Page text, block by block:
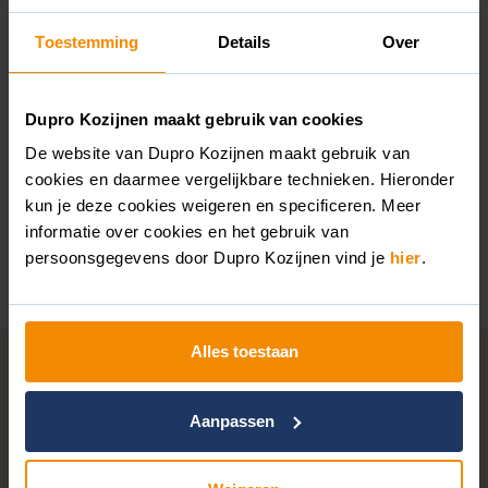
Toestemming Details Over
Dupro Kozijnen maakt gebruik van cookies
De website van Dupro Kozijnen maakt gebruik van
cookies en daarmee vergelijkbare technieken. Hieronder
kun je deze cookies weigeren en specificeren. Meer
informatie over cookies en het gebruik van
persoonsgegevens door Dupro Kozijnen vind je hier.
Alles toestaan
Aanpassen
Kan ik een glas laten verwerken in mijn
meerdere glasvakken. U kiest zelf of u helder of mat
glas wilt.
Is een kunststof garagedeur inbraakwerend?
Dupro levert standaard een meerpuntssluiting en
inbraakwerend beslag. Op verzoek is SKG**-beslag
beschikbaar.
Hoe lang duurt de montage?De plaatsing van een
enkele of dubbele garagedeur is doorgaans binnen één
Nederland. Onze adviseur komt bij u langs en adviseert